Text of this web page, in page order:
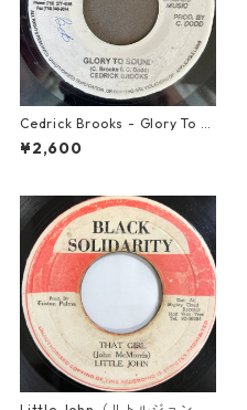
Cedrick Brooks - Glory To S
ounds【7-21786】
¥2,600